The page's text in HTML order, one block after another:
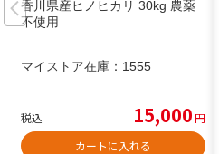
香川県産ヒノヒカリ 30kg 農薬
不使用
マイストア在庫： 1555
税込 15,000円
カートに入れる